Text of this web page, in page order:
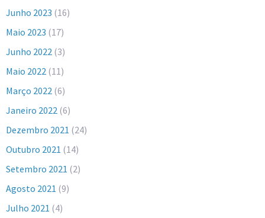
Junho 2023 (16)
Maio 2023 (17)
Junho 2022 (3)
Maio 2022 (11)
Março 2022 (6)
Janeiro 2022 (6)
Dezembro 2021 (24)
Outubro 2021 (14)
Setembro 2021 (2)
Agosto 2021 (9)
Julho 2021 (4)